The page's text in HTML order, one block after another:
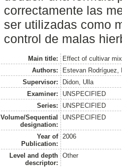
correctamente las
ser utilizadas como
control de malas
Main title:
Effect of cultivar
Authors:
Estevan Rodríguez,
Supervisor:
Didon, Ulla
Examiner:
UNSPECIFIED
Series:
UNSPECIFIED
Volume/Sequential
designation:
UNSPECIFIED
Year of
Publication:
2006
Level and depth
descriptor:
Other